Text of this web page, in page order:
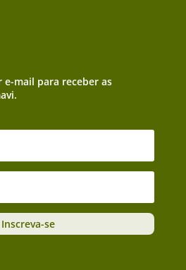
e-mail para receber as
Inscreva-se